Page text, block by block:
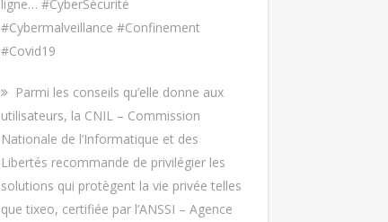
ligne… #CyberSécurité
#Cybermalveillance #Confinement
#Covid19
Parmi les conseils qu’elle donne aux
utilisateurs, la CNIL – Commission
Nationale de l’Informatique et des
Libertés recommande de privilégier les
solutions qui protègent la vie privée telles
que tixeo, certifiée par l’ANSSI – Agence